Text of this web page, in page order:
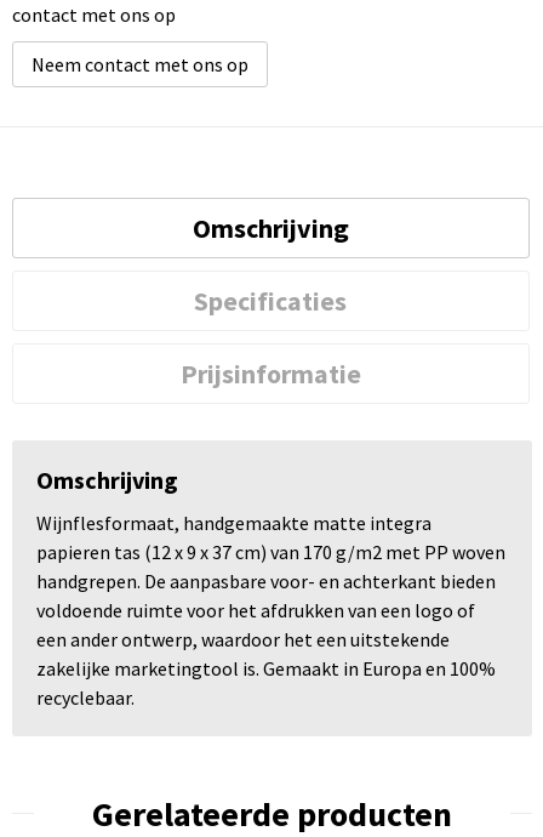
contact met ons op
Neem contact met ons op
Omschrijving
Specificaties
Prijsinformatie
Omschrijving
Wijnflesformaat, handgemaakte matte integra
papieren tas (12 x 9 x 37 cm) van 170 g/m2 met PP woven
handgrepen. De aanpasbare voor- en achterkant bieden
voldoende ruimte voor het afdrukken van een logo of
een ander ontwerp, waardoor het een uitstekende
zakelijke marketingtool is. Gemaakt in Europa en 100%
recyclebaar.
Gerelateerde producten